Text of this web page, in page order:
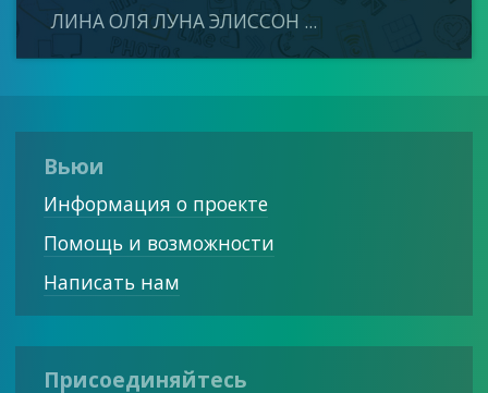
ЛИНА ОЛЯ ЛУНА ЭЛИССОН ...
Вьюи
Информация о проекте
Помощь и возможности
Написать нам
Присоединяйтесь